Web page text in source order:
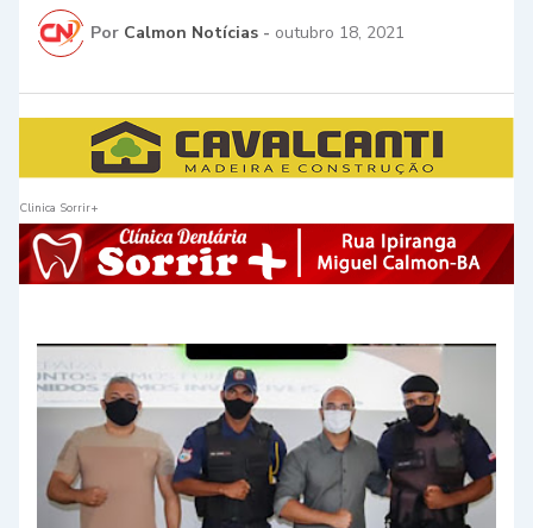
Por Calmon Notícias - outubro 18, 2021
Clinica Sorrir+